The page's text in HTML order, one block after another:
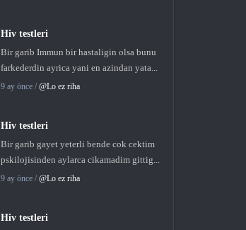
Hiv testleri
Bir garib Immun bir hastaligin olsa bunu
farkederdin ayrica yani en azindan yata...
9 ay önce / @Lo ez riha
Hiv testleri
Bir garib gayet yeterli bende cok cektim
pskilojisinden aylarca cikamadim gittig...
9 ay önce / @Lo ez riha
Hiv testleri